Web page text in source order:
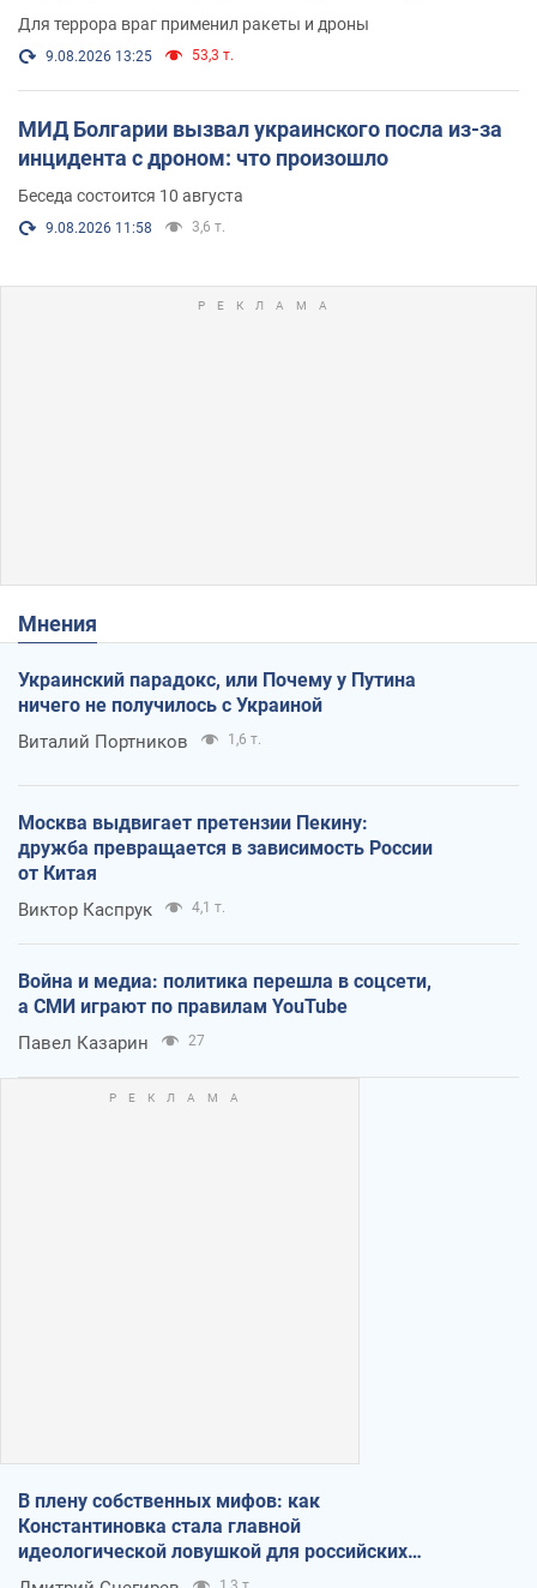
Для террора враг применил ракеты и дроны
9.08.2026 13:25 53,3 т.
МИД Болгарии вызвал украинского посла из-за
инцидента с дроном: что произошло
Беседа состоится 10 августа
9.08.2026 11:58 3,6 т.
Мнения
Украинский парадокс, или Почему у Путина
ничего не получилось с Украиной
Виталий Портников 1,6 т.
Москва выдвигает претензии Пекину:
дружба превращается в зависимость России
от Китая
Виктор Каспрук 4,1 т.
Война и медиа: политика перешла в соцсети,
а СМИ играют по правилам YouTube
Павел Казарин 27
В плену собственных мифов: как
Константиновка стала главной
идеологической ловушкой для российских
оккупантов